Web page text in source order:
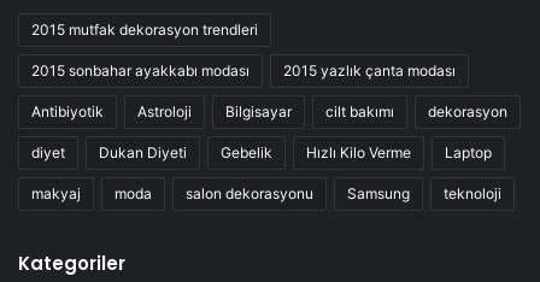
2015 mutfak dekorasyon trendleri
2015 sonbahar ayakkabı modası 2015 yazlık çanta modası
Antibiyotik Astroloji Bilgisayar cilt bakımı dekorasyon
diyet Dukan Diyeti Gebelik Hızlı Kilo Verme Laptop
makyaj moda salon dekorasyonu Samsung teknoloji
Kategoriler